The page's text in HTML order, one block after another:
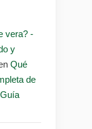
vera? -
y
Qué
de